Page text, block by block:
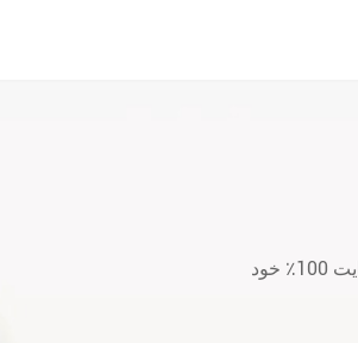
لطفا قبل از خرید یا بعد از خرید هر گونه سؤال یا نگرانی با ما تماس بگیرید. ما به رضایت 100٪ خود